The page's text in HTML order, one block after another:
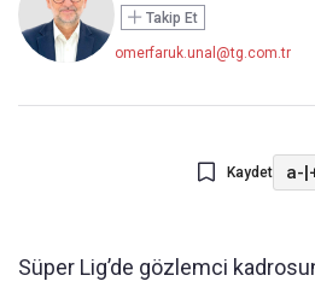
Takip Et
omerfaruk.unal@tg.com.tr
Kaydet a-|
Süper Lig’de gözlemci